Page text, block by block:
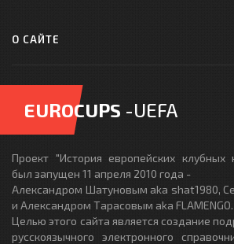
О САЙТЕ
EUROCUPS -UEFA
Проект "История европейских клубных
был запущен 11 апреля 2010 года -
Александром Шатуновым aka shat1980,
и Александром Тарасовым aka FLAMENGO.
Целью этого сайта является создание
русскоязычного электронного